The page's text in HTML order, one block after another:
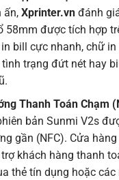
ấn, Xprinter.vnđánh
58mm được tích hợp
bill cực nhanh, chữ in
trạng đứt nét hay
Thanh Toán Chạm
bản Sunmi V2s
gần (NFC). Cửa
khách hàng thanh
thẻ tín dụng hoặc các